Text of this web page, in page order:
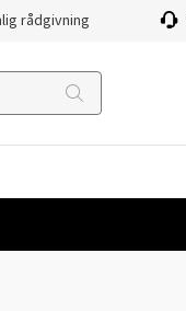
rådgivning